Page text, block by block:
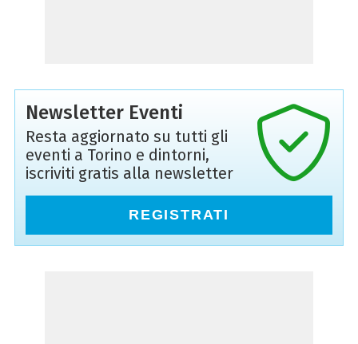
Newsletter Eventi
Resta aggiornato su tutti gli
eventi a Torino e dintorni,
iscriviti gratis alla newsletter
REGISTRATI